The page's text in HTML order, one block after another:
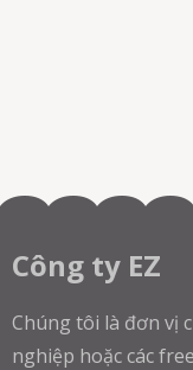
Công ty EZ
Chúng tôi là đơn vị
nghiệp hoặc các